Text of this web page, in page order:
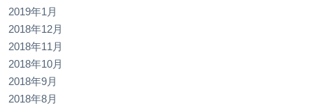
2019年1月
2018年12月
2018年11月
2018年10月
2018年9月
2018年8月